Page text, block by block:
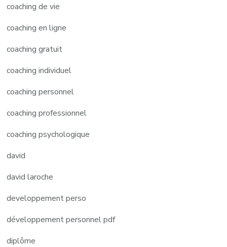
coaching de vie
coaching en ligne
coaching gratuit
coaching individuel
coaching personnel
coaching professionnel
coaching psychologique
david
david laroche
developpement perso
développement personnel pdf
diplôme